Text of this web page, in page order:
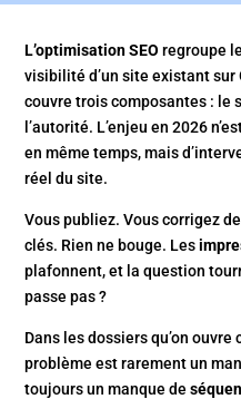
L’optimisation SEO regroupe
visibilité d’un site existant sur
couvre trois composantes : le
l’autorité. L’enjeu en 2026
en même temps, mais
réel du site.
Vous publiez. Vous corrigez
clés. Rien ne bouge. Les
plafonnent, et la question
passe pas ?
Dans les dossiers qu’on
problème est rarement un
toujours un manque de